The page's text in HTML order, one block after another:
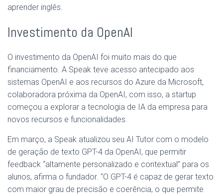
aprender inglês.
Investimento da OpenAI
O investimento da OpenAI foi muito mais do que
financiamento. A Speak teve acesso antecipado aos
sistemas OpenAI e aos recursos do Azure da Microsoft,
colaboradora próxima da OpenAI, com isso, a startup
começou a explorar a tecnologia de IA da empresa para
novos recursos e funcionalidades.
Em março, a Speak atualizou seu AI Tutor com o modelo
de geração de texto GPT-4 da OpenAI, que permitir
feedback “altamente personalizado e contextual” para os
alunos, afirma o fundador. “O GPT-4 é capaz de gerar texto
com maior grau de precisão e coerência, o que permite